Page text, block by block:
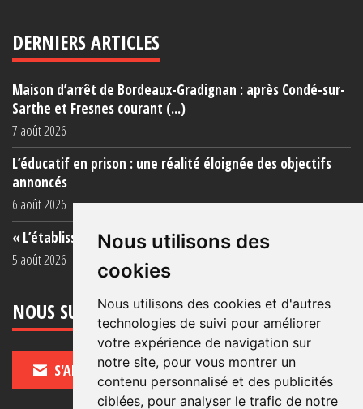
Nous utilisons des
cookies
Nous utilisons des cookies et d'autres
technologies de suivi pour améliorer
votre expérience de navigation sur
notre site, pour vous montrer un
contenu personnalisé et des publicités
ciblées, pour analyser le trafic de notre
DERNIERS ARTICLES
Maison d’arrêt de Bordeaux-Gradignan : après Condé-sur-
Sarthe et Fresnes courant (...)
7 août 2026
L’éducatif en prison : une réalité éloignée des objectifs
annoncés
6 août 2026
« L’établissement est une porcherie totale »
5 août 2026
NOUS SUIVRE
S'ABONNER